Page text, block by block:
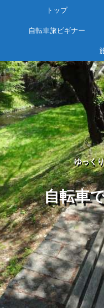
ゆっく
自転車
トップ
自転車旅ビギナー